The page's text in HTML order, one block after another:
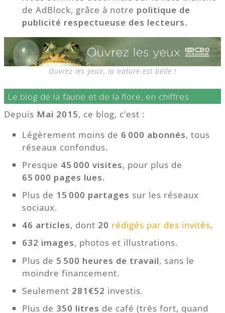
de AdBlock, grâce à notre politique de
publicité respectueuse des lecteurs.
Ouvrez les yeux, la nature est belle !
Le blog de la faune et de la flore, en chiffres
Depuis Mai 2015, ce blog, c’est :
Légèrement moins de 6 000 abonnés, tous
réseaux confondus.
Presque 45 000 visites, pour plus de
65 000 pages lues.
Plus de 15 000 partages sur les réseaux
sociaux.
46 articles, dont 20 rédigés par des invités.
632 images, photos et illustrations.
Plus de 5 500 heures de travail, sans le
moindre financement.
Seulement 281€52 investis.
Plus de 350 litres de café (très fort, quand